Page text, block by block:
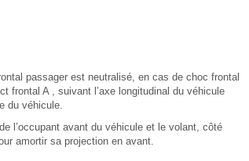
passager est neutralisé, en cas de choc frontal
frontal A , suivant l’axe longitudinal du véhicule
du véhicule.
l’occupant avant du véhicule et le volant, côté
amortir sa projection en avant.